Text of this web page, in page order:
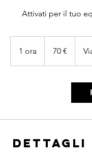
Attivati per il tuo
1 ora
o
70 €
Dettagli